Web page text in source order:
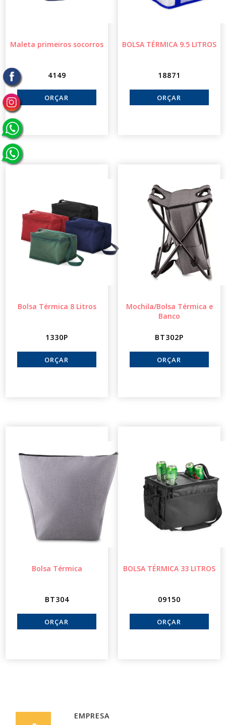
Maleta primeiros socorros
4149
BOLSA TÉRMICA 9.5 LITROS
18871
Bolsa Térmica 8 Litros
1330P
Mochila/Bolsa Térmica e
Banco
BT302P
Bolsa Térmica
BT304
BOLSA TÉRMICA 33 LITROS
09150
EMPRESA